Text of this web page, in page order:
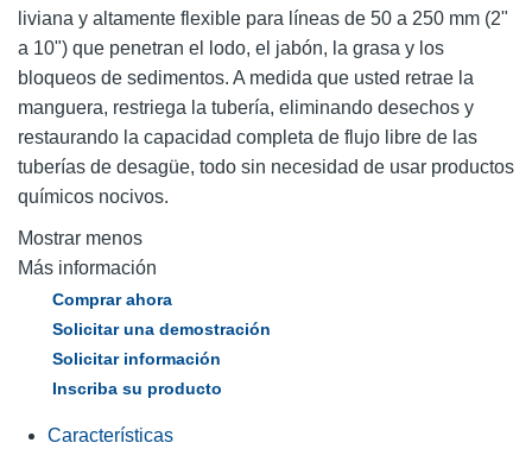
liviana y altamente flexible para líneas de 50 a 250 mm (2"
a 10") que penetran el lodo, el jabón, la grasa y los
bloqueos de sedimentos. A medida que usted retrae la
manguera, restriega la tubería, eliminando desechos y
restaurando la capacidad completa de flujo libre de las
tuberías de desagüe, todo sin necesidad de usar productos
químicos nocivos.
Mostrar menos
Más información
Comprar ahora
Solicitar una demostración
Solicitar información
Inscriba su producto
Características